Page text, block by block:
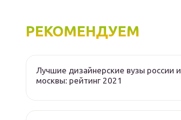
РЕКОМЕНДУЕМ
Лучшие дизайнерские вузы россии и
москвы: рейтинг 2021